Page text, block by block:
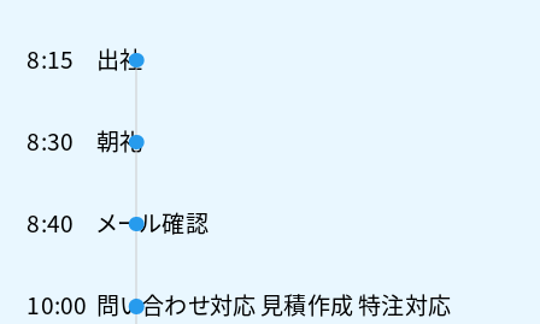
8:15 出社
8:30 朝礼
8:40 メール確認
10:00 問い合わせ対応 見積作成 特注対応